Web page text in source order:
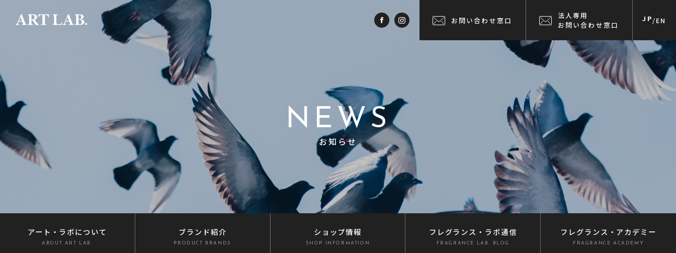
お問い合わせ窓口
法人専用
お問い合わせ窓口
JP/EN
NEWS
お知らせ
アート・ラボについて
ABOUT ART LAB.
ブランド紹介
PRODUCT BRANDS
ショップ情報
SHOP INFORMATION
フレグランス ・ラボ通信
FRAGRANCE LAB. BLOG
フレグランス ・アカデミー
FRAGRANCE ACADEMY